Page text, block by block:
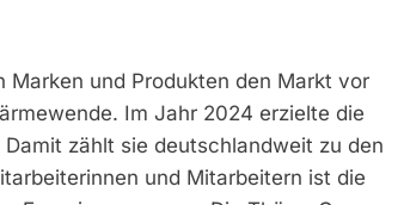
und Produkten den Markt vor
Im Jahr 2024 erzielte die
zählt sie deutschlandweit zu den
und Mitarbeitern ist die